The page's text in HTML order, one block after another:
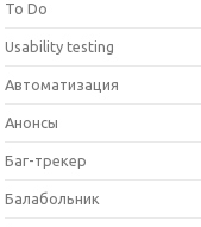
To Do
Usability testing
Автоматизация
Анонсы
Баг-трекер
Балабольник